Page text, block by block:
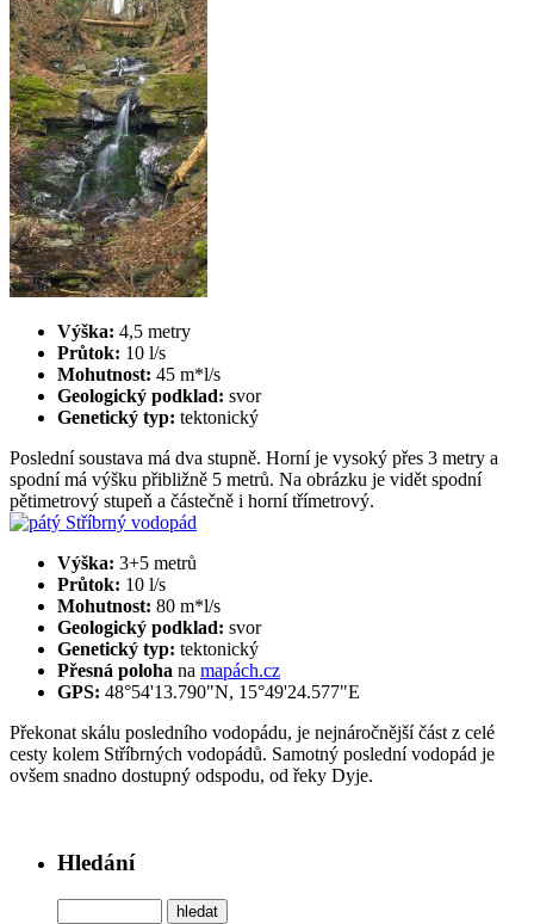
Výška: 4,5 metry
Průtok: 10 l/s
Mohutnost: 45 m*l/s
Geologický podklad: svor
Genetický typ: tektonický
Poslední soustava má dva stupně. Horní je vysoký přes 3 metry a
spodní má výšku přibližně 5 metrů. Na obrázku je vidět spodní
pětimetrový stupeň a částečně i horní třímetrový.
Výška: 3+5 metrů
Průtok: 10 l/s
Mohutnost: 80 m*l/s
Geologický podklad: svor
Genetický typ: tektonický
Přesná poloha na mapách.cz
GPS: 48°54'13.790"N, 15°49'24.577"E
Překonat skálu posledního vodopádu, je nejnáročnější část z celé
cesty kolem Stříbrných vodopádů. Samotný poslední vodopád je
ovšem snadno dostupný odspodu, od řeky Dyje.
Hledání